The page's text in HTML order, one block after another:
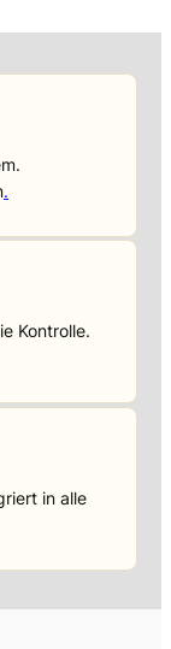
.
Kontrolle.
in alle